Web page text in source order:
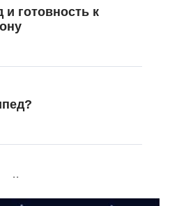
готовность к